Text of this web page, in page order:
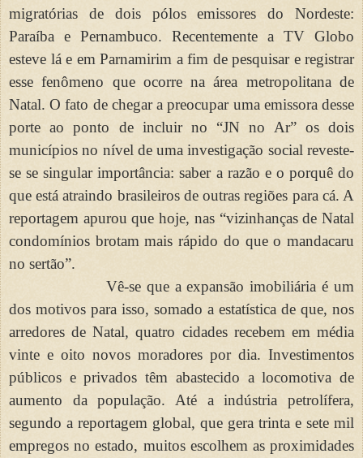
migratórias de dois pólos emissores do Nordeste:
Paraíba e Pernambuco. Recentemente a TV Globo
esteve lá e em Parnamirim a fim de pesquisar e registrar
esse fenômeno que ocorre na área metropolitana de
Natal. O fato de chegar a preocupar uma emissora desse
porte ao ponto de incluir no “JN no Ar” os dois
municípios no nível de uma investigação social reveste-
se se singular importância: saber a razão e o porquê do
que está atraindo brasileiros de outras regiões para cá. A
reportagem apurou que hoje, nas “vizinhanças de Natal
condomínios brotam mais rápido do que o mandacaru
no sertão”.
Vê-se que a expansão imobiliária é um
dos motivos para isso, somado a estatística de que, nos
arredores de Natal, quatro cidades recebem em média
vinte e oito novos moradores por dia. Investimentos
públicos e privados têm abastecido a locomotiva de
aumento da população. Até a indústria petrolífera,
segundo a reportagem global, que gera trinta e sete mil
empregos no estado, muitos escolhem as proximidades